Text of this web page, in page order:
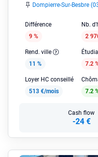
Dompierre-Sur-Besbre
Différence
9 %
Nb.
2
Rend. ville
11 %
7.2
Loyer HC conseillé
513 €/mois
7.2
Cash flow
-24 €